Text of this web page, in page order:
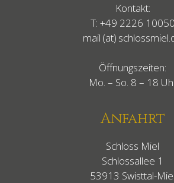
Kontakt:
T: +49 2226 10050
mail (at)
Öffnungszeiten:
Mo. – So. 8 – 18
Anfahrt
Schloss Miel
Schlossallee 1
53913 Swisttal-Miel